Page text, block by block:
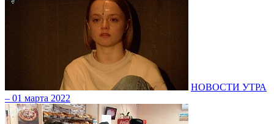
НОВОСТИ УТРА
– 01 марта 2022